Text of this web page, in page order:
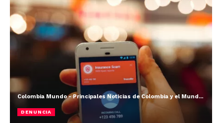
Colombia Mundo - Principales Noticias de Colombia y el Mundo Hoy
DENUNCIA